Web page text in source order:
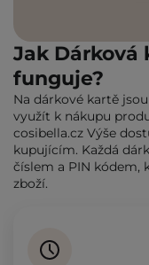
Jak Dárková
funguje?
Na dárkové kartě
využít k nákupu
cosibella.cz Výše
kupujícím. Každá
číslem a PIN kódem,
zboží.